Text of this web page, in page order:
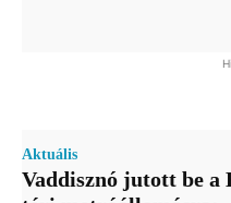
Aktuális
Vaddisznó jutott be a